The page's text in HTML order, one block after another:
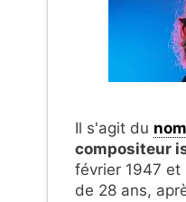
Il s'agit du
compositeur
février 1947 et
de 28 ans,